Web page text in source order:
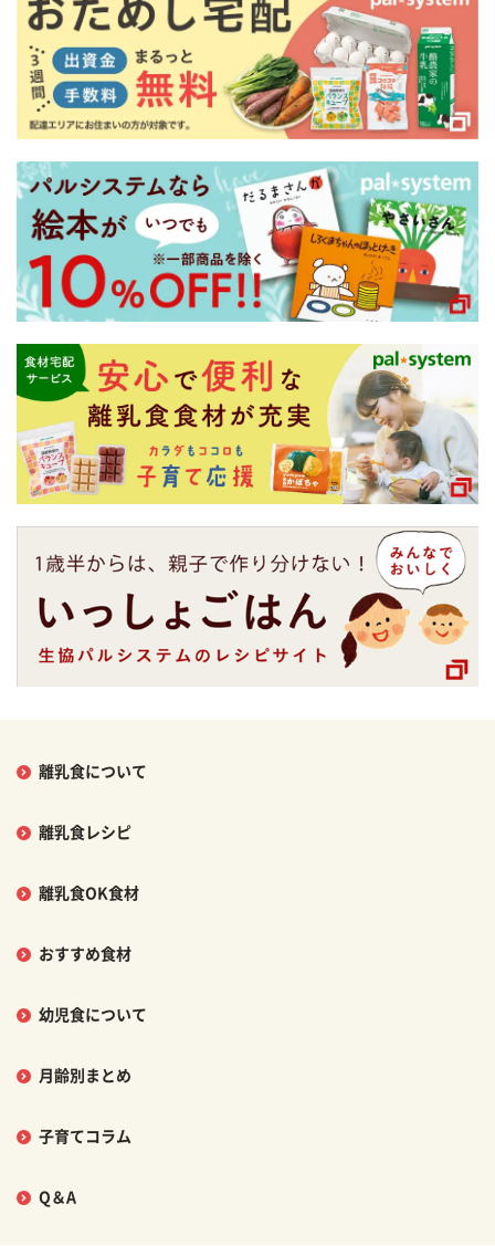
離乳食について
離乳食レシピ
離乳食OK食材
おすすめ食材
幼児食について
月齢別まとめ
子育てコラム
Q＆A